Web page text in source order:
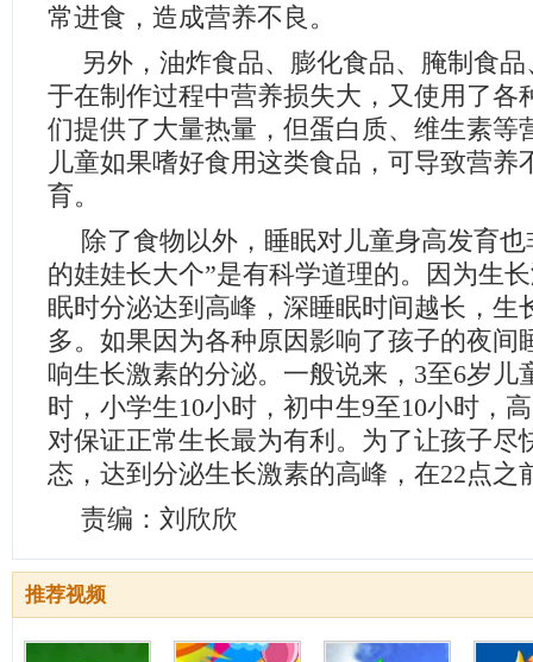
常进食，造成营养不良。
另外，油炸食品、膨化食品、腌制食
于在制作过程中营养损失大，又使用了各
们提供了大量热量，但蛋白质、维生素等
儿童如果嗜好食用这类食品，可导致营养
育。
除了食物以外，睡眠对儿童身高发育
的娃娃长大个”是有科学道理的。因为生
眠时分泌达到高峰，深睡眠时间越长，生
多。如果因为各种原因影响了孩子的夜间
响生长激素的分泌。一般说来，3至6岁儿
时，小学生10小时，初中生9至10小时，
对保证正常生长最为有利。为了让孩子尽
态，达到分泌生长激素的高峰，在22点之
责编：刘欣欣
推荐视频